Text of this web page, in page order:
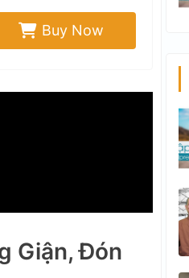
Buy Now
Giận, Đón